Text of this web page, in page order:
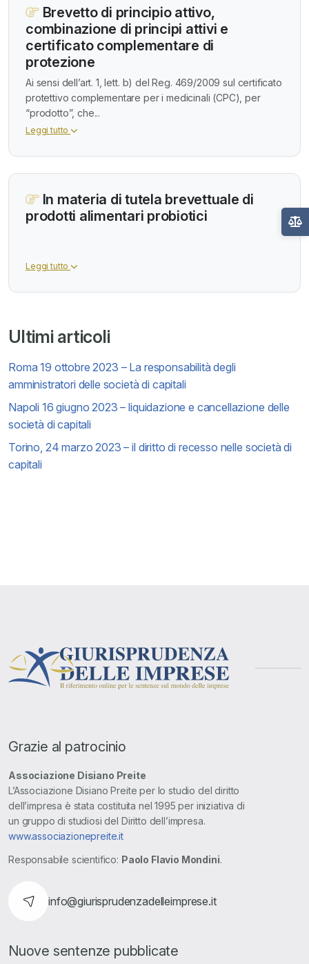
Ultimi articoli
Roma 19 ottobre 2023 – La responsabilità degli
amministratori delle società di capitali
Napoli 16 giugno 2023 – liquidazione e cancellazione delle
società di capitali
Torino, 24 marzo 2023 – il diritto di recesso nelle società di
capitali
Brevetto di principio attivo,
combinazione di principi attivi e
certificato complementare di
protezione
Ai sensi dell’art. 1, lett. b) del Reg. 469/2009 sul certificato
protettivo complementare per i medicinali (CPC), per
“prodotto”, che...
Leggi tutto
In materia di tutela brevettuale di
prodotti alimentari probiotici
Leggi tutto
Grazie al patrocinio
Associazione Disiano Preite
L’Associazione Disiano Preite per lo studio del diritto
dell’impresa è stata costituita nel 1995 per iniziativa di
un gruppo di studiosi del Diritto dell’impresa.
www.associazionepreite.it
Responsabile scientifico: Paolo Flavio Mondini.
info@giurisprudenzadelleimprese.it
Nuove sentenze pubblicate